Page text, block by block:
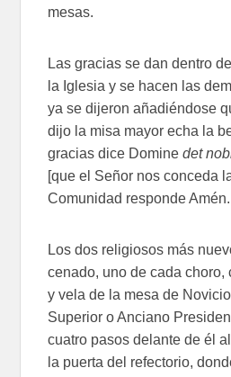
mesas.
Las gracias se dan dentro
la Iglesia y se hacen las
ya se dijeron añadiéndose
dijo la misa mayor echa la
gracias dice Dominedet
[que el Señor nos conceda
Comunidad responde Amén.
Los dos religiosos más
cenado, uno de cada choro,
y vela de la mesa de
Superior o Anciano
cuatro pasos delante de él
la puerta del refectorio,